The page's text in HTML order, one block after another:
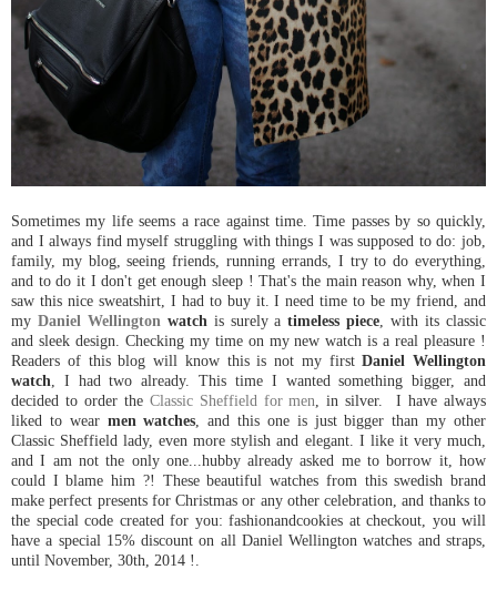
Sometimes my life seems a race against time. Time passes by so quickly,
and I always find myself struggling with things I was supposed to do: job,
family, my blog, seeing friends, running errands, I try to do everything,
and to do it I don't get enough sleep ! That's the main reason why, when I
saw this nice sweatshirt, I had to buy it. I need time to be my friend, and
my Daniel Wellingtonwatchis surely atimeless piece, with its classic
and sleek design. Checking my time on my new watch is a real pleasure !
Readers of this blog will know this is not my firstDaniel Wellington
watch, I had two already. This time I wanted something bigger, and
decided to order the Classic Sheffield for men, in silver. I have always
liked to wear men watches, and this one is just bigger than my other
Classic Sheffield lady, even more stylish and elegant. I like it very much,
and I am not the only one...hubby already asked me to borrow it, how
could I blame him ?! These beautiful watches from this swedish brand
make perfect presents for Christmas or any other celebration, and thanks to
the special code created for you: fashionandcookies at checkout, you will
have a special 15% discount on all Daniel Wellington watches and straps,
until November, 30th, 2014 !.